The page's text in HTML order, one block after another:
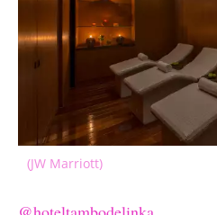
(JW Marriott)